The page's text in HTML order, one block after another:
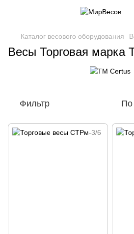
Каталог весового оборудования
Весы Торговая марка
Фильтр По